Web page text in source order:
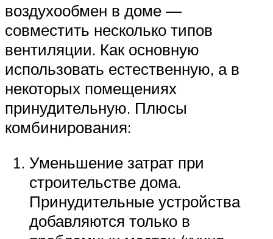
воздухообмен в доме —
совместить несколько типов
вентиляции. Как основную
использовать естественную, а в
некоторых помещениях
принудительную. Плюсы
комбинирования:
Уменьшение затрат при
строительстве дома.
Принудительные устройства
добавляются только в